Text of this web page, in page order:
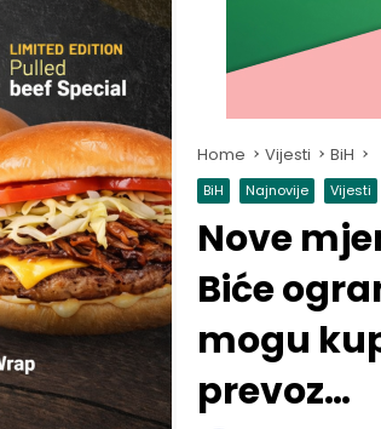
Home Vijesti BiH
BiH Najnovije Vijesti
Nove
Biće
mogu
prevoz…